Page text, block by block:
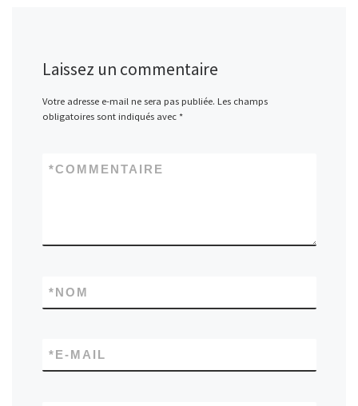
Laissez un commentaire
Votre adresse e-mail ne sera pas publiée. Les champs
obligatoires sont indiqués avec *
COMMENTAIRE
*
NOM
*
E-MAIL
*